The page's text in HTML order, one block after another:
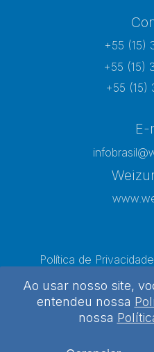
+55 (15)
+55 (15)
+55 (15)
E-
Política de Privacidade
Weizur 2026 -
Ao usar nosso site,
entendeu nossa
nossa